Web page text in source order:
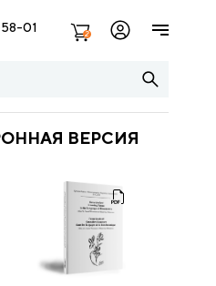
01 2
ВЕРСИЯ